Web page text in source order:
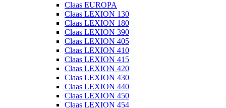
Claas EUROPA
Claas LEXION 130
Claas LEXION 180
Claas LEXION 390
Claas LEXION 405
Claas LEXION 410
Claas LEXION 415
Claas LEXION 420
Claas LEXION 430
Claas LEXION 440
Claas LEXION 450
Claas LEXION 454